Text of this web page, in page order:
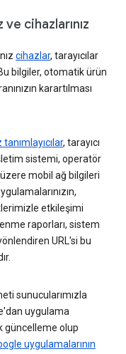
ve cihazlarınız
cihazlar, tarayıcılar
bilgiler, otomatik ürün
karartılması
, tarayıcı
sistemi, operatör
mobil ağ bilgileri
etkileşimi
raporları, sistem
URL'si bu
sunucularımızla
uygulama
güncelleme olup
uygulamalarının